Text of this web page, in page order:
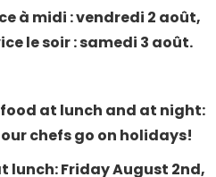
à midi : vendredi 2 août,
le soir : samedi 3 août.
at lunch and at night:
chefs go on holidays!
lunch: Friday August 2nd,